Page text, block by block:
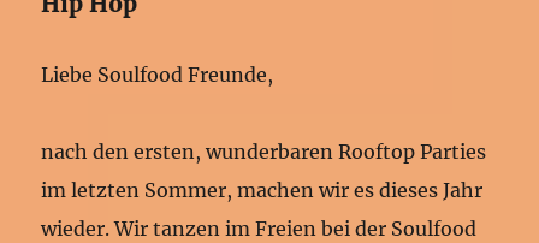
Liebe Soulfood Freunde,
nach den ersten, wunderbaren Rooftop Parties
im letzten Sommer, machen wir es dieses Jahr
wieder. Wir tanzen im Freien bei der Soulfood